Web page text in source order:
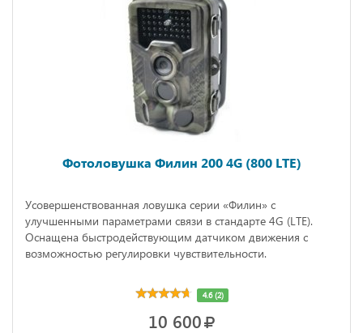
Фотоловушка Филин 200 4G (800 LTE)
Усовершенствованная ловушка серии «Филин» с
улучшенными параметрами связи в стандарте 4G (LTE).
Оснащена быстродействующим датчиком движения с
возможностью регулировки чувствительности.
4.6 (2)
10 600